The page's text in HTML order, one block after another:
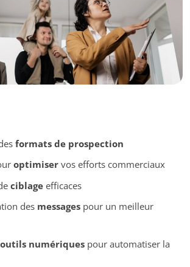
formats de prospection
optimiservos efforts commerciaux
ciblageefficaces
des messagespour un meilleur
outils numériquespour automatiser la